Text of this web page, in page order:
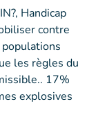
Handicap
contre
les règles du
17%
explosives